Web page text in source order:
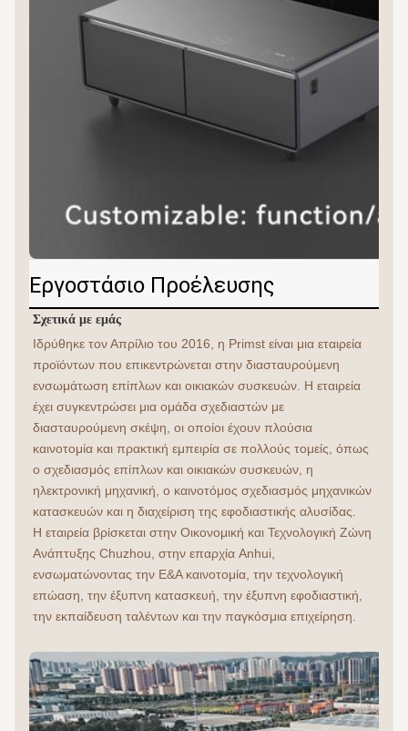
Εργοστάσιο Προέλευσης
Σχετικά με εμάς
Ιδρύθηκε τον Απρίλιο του 2016, η Primst είναι μια εταιρεία
προϊόντων που επικεντρώνεται στην διασταυρούμενη
ενσωμάτωση επίπλων και οικιακών συσκευών. Η εταιρεία
έχει συγκεντρώσει μια ομάδα σχεδιαστών με
διασταυρούμενη σκέψη, οι οποίοι έχουν πλούσια
καινοτομία και πρακτική εμπειρία σε πολλούς τομείς, όπως
ο σχεδιασμός επίπλων και οικιακών συσκευών, η
ηλεκτρονική μηχανική, ο καινοτόμος σχεδιασμός μηχανικών
κατασκευών και η διαχείριση της εφοδιαστικής αλυσίδας.
Η εταιρεία βρίσκεται στην Οικονομική και Τεχνολογική Ζώνη
Ανάπτυξης Chuzhou, στην επαρχία Anhui,
ενσωματώνοντας την Ε&Α καινοτομία, την τεχνολογική
επώαση, την έξυπνη κατασκευή, την έξυπνη εφοδιαστική,
την εκπαίδευση ταλέντων και την παγκόσμια επιχείρηση.